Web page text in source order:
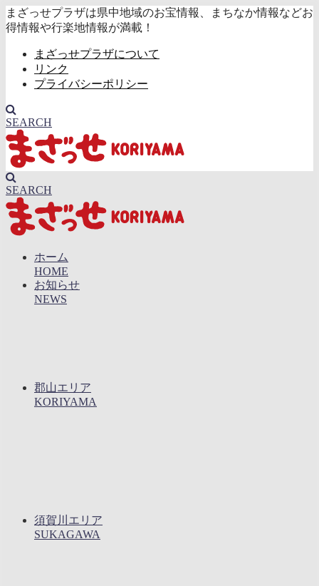
まざっせプラザは県中地域のお宝情報、まちなか情報などお
得情報や行楽地情報が満載！
まざっせプラザについて
リンク
プライバシーポリシー
SEARCH
SEARCH
ホーム
HOME
お知らせ
NEWS
郡山エリア
KORIYAMA
須賀川エリア
SUKAGAWA